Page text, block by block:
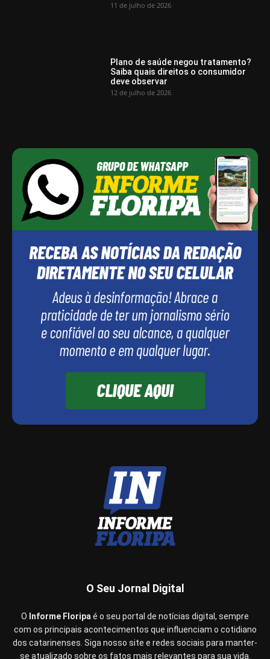
11 de julho de 2026
Plano de saúde negou tratamento?
Saiba quais direitos o consumidor
deve observar
12 de julho de 2026
O Seu Jornal Digital
O Informe Floripa é o seu portal de notícias digital, sempre
com os principais acontecimentos que influenciam o cotidiano
dos catarinenses. Siga nosso site e redes sociais para manter-
se atualizado sobre os fatos mais relevantes para sua vida.